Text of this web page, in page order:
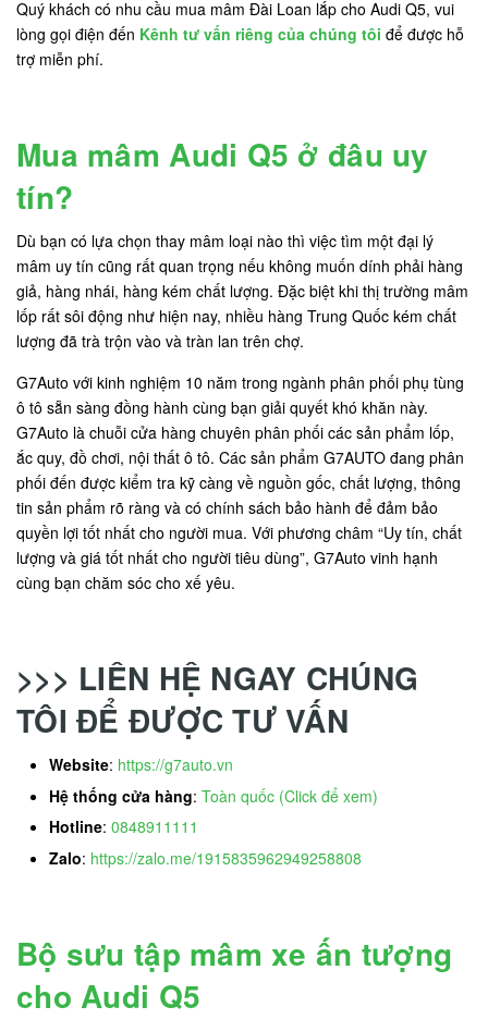
Quý khách có nhu cầu mua mâm Đài Loan lắp cho Audi Q5, vui
lòng gọi điện đến Kênh tư vấn riêng của chúng tôi để được hỗ
trợ miễn phí.
Mua mâm Audi Q5 ở đâu uy
tín?
Dù bạn có lựa chọn thay mâm loại nào thì việc tìm một đại lý
mâm uy tín cũng rất quan trọng nếu không muốn dính phải hàng
giả, hàng nhái, hàng kém chất lượng. Đặc biệt khi thị trường mâm
lốp rất sôi động như hiện nay, nhiều hàng Trung Quốc kém chất
lượng đã trà trộn vào và tràn lan trên chợ.
G7Auto với kinh nghiệm 10 năm trong ngành phân phối phụ tùng
ô tô sẵn sàng đồng hành cùng bạn giải quyết khó khăn này.
G7Auto là chuỗi cửa hàng chuyên phân phối các sản phẩm lốp,
ắc quy, đồ chơi, nội thất ô tô. Các sản phẩm G7AUTO đang phân
phối đến được kiểm tra kỹ càng về nguồn gốc, chất lượng, thông
tin sản phẩm rõ ràng và có chính sách bảo hành để đảm bảo
quyền lợi tốt nhất cho người mua. Với phương châm “Uy tín, chất
lượng và giá tốt nhất cho người tiêu dùng”, G7Auto vinh hạnh
cùng bạn chăm sóc cho xế yêu.
>>> LIÊN HỆ NGAY CHÚNG
TÔI ĐỂ ĐƯỢC TƯ VẤN
Website: https://g7auto.vn
Hệ thống cửa hàng: Toàn quốc (Click để xem)
Hotline: 0848911111
Zalo: https://zalo.me/1915835962949258808
Bộ sưu tập mâm xe ấn tượng
cho Audi Q5